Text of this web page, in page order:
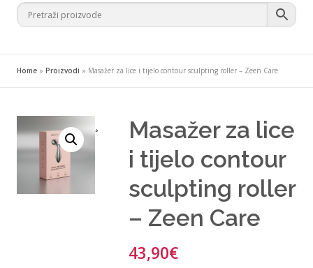
Ambalaža
Home» Proizvodi » Masažer za lice i tijelo contour sculpting roller – Zeen Care
¸
Masažer za lice
i tijelo contour
sculpting roller
– Zeen Care
43,90€